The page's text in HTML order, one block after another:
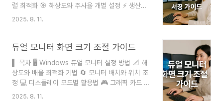
주는 훌륭한 도구예요. 하지만 설정이 제대로 되지
않으면 오히려 불편함을 겪을 수 있답니다. 특히 화
렬 최적화 🎯 해상도와 주사율 개별 설정 ⚡ 생산성
향상 기능 활용법 🔧 문제 해결과 성능 최적화 ❓
로그래머, 디자이너, 트레이더, 콘텐츠 크리에이터
코딩을, 다른 화면에서는 참고 자료를, 세 번째 화면
에서는 실시간 모니터링을 할 수 있어요. 이런 환경
은 작업 속도를 획기적으로 개선시켜 준답니다. 윈
도우11은 이전 버전보다 훨씬 개선된 멀티모니터 지
2025. 8. 11.
듀얼 모니터 화면 크기 조절 가이드
▌ 목차 🖥️ Windows 듀얼 모니터 설정 방법 📐 해
상도와 배율 최적화 기법 🔄 모니터 배치와 위치 조
정 💻 디스플레이 모드별 활용법 🎮 그래픽 카드 제
어판 활용 🔧 문제 해결과 최적화 팁 ❓ FAQ 듀얼
2025. 8. 11.